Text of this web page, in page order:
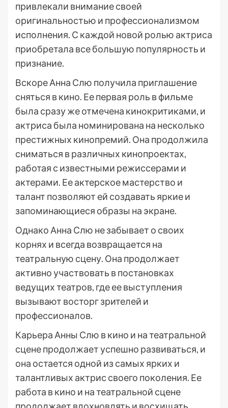
привлекали внимание своей
оригинальностью и профессионализмом
исполнения. С каждой новой ролью актриса
приобретала все большую популярность и
признание.
Вскоре Анна Слю получила приглашение
сняться в кино. Ее первая роль в фильме
была сразу же отмечена кинокритиками, и
актриса была номинирована на несколько
престижных кинопремий. Она продолжила
сниматься в различных кинопроектах,
работая с известными режиссерами и
актерами. Ее актерское мастерство и
талант позволяют ей создавать яркие и
запоминающиеся образы на экране.
Однако Анна Слю не забывает о своих
корнях и всегда возвращается на
театральную сцену. Она продолжает
активно участвовать в постановках
ведущих театров, где ее выступления
вызывают восторг зрителей и
профессионалов.
Карьера Анны Слю в кино и на театральной
сцене продолжает успешно развиваться, и
она остается одной из самых ярких и
талантливых актрис своего поколения. Ее
работа в кино и на театральной сцене